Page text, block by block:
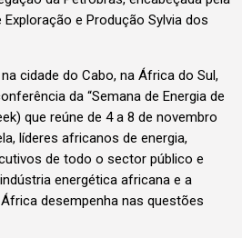
e Produção Sylvia dos
cidade do Cabo, na África do Sul,
da “Semana de Energia de
que reúne de 4 a 8 de novembro
líderes africanos de energia,
de todo o sector público e
energética africana e a
desempenha nas questões